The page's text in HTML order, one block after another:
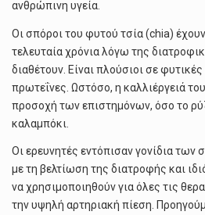
ανθρώπινη υγεία.
Οι σπόροι του φυτού τσία (chia)
τελευταία χρόνια λόγω της
διαθέτουν. Είναι πλούσιοι σε
πρωτεΐνες. Ωστόσο, η καλλιέργειά
προσοχή των επιστημόνων, όσο το
καλαμπόκι.
Οι ερευνητές εντόπισαν γονίδια των
με τη βελτίωση της διατροφής και
να χρησιμοποιηθούν για όλες τις
την υψηλή αρτηριακή πίεση.